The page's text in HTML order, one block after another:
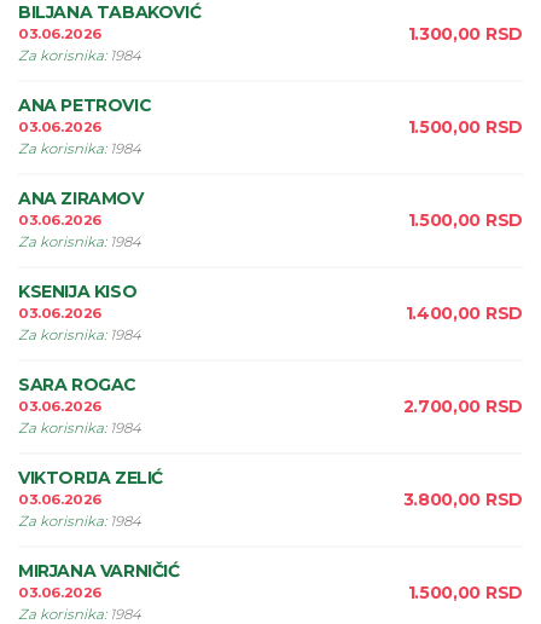
BILJANA TABAKOVIĆ
03.06.2026
Za korisnika: 1984
1.300,00 RSD
ANA PETROVIC
03.06.2026
Za korisnika: 1984
1.500,00 RSD
ANA ZIRAMOV
03.06.2026
Za korisnika: 1984
1.500,00 RSD
KSENIJA KISO
03.06.2026
Za korisnika: 1984
1.400,00 RSD
SARA ROGAC
03.06.2026
Za korisnika: 1984
2.700,00 RSD
VIKTORIJA ZELIĆ
03.06.2026
Za korisnika: 1984
3.800,00 RSD
MIRJANA VARNIČIĆ
03.06.2026
Za korisnika: 1984
1.500,00 RSD